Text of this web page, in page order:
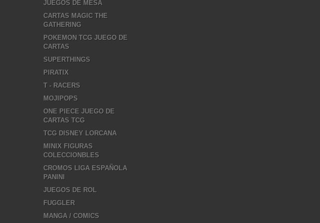
JUEGOS DE MESA
CARTAS MAGIC THE
GATHERING
POKEMON TCG JUEGO DE
CARTAS
SUPERTHINGS
PIRATIX
T - RACERS
MOJIPOPS
ONE PIECE JUEGO DE
CARTAS TCG
TCG DISNEY LORCANA
MINIX FIGURAS
COLECCIONBLES
CROMOS LIGA ESPAÑOLA
PANINI
JUEGOS DE ROL
FUGGLER
MANGA / COMICS